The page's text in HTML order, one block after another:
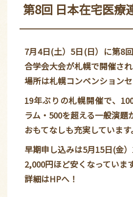
第8回 日本在宅医療
7月4日(土）5日(日）に第8
合学会大会が札幌で開催され
場所は札幌コンベンションセ
19年ぶりの札幌開催で、
ラム・500を超える一般演題
おもてなしも充実しています
早期申し込みは5月15日(金）
2,000円ほど安くなっています
詳細はHPへ！